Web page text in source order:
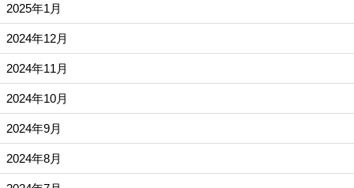
2025年1月
2024年12月
2024年11月
2024年10月
2024年9月
2024年8月